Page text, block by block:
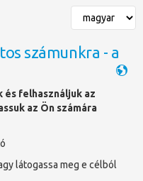
számunkra - a
és felhasználjuk az
az Ön számára
látogassa meg e célból